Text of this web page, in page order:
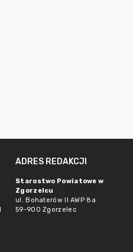
ADRES REDAKCJI
Starostwo Powiatowe w
Zgorzelcu
ul. Bohaterów II AWP 8a
59-900 Zgorzelec